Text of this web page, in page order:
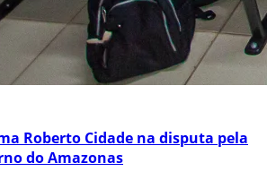
Roberto Cidade na disputa pela
do Amazonas